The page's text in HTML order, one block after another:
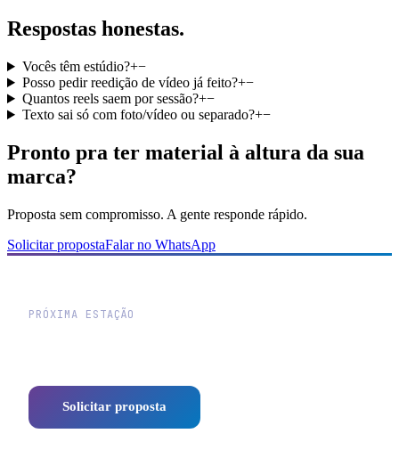
Respostas honestas.
Vocês têm estúdio?+−
Posso pedir reedição de vídeo já feito?+−
Quantos reels saem por sessão?+−
Texto sai só com foto/vídeo ou separado?+−
Pronto pra ter material à altura da sua
marca?
Proposta sem compromisso. A gente responde rápido.
Solicitar propostaFalar no WhatsApp
PRÓXIMA ESTAÇÃO
Solicitar proposta